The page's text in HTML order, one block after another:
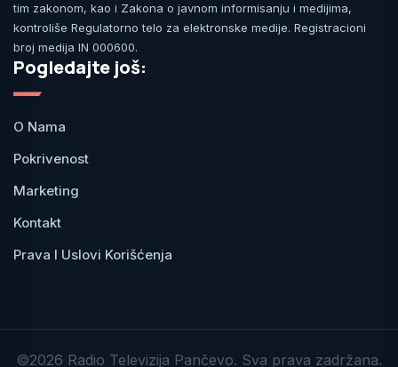
tim zakonom, kao i Zakona o javnom informisanju i medijima,
kontroliše Regulatorno telo za elektronske medije. Registracioni
broj medija IN 000600.
Pogledajte još:
O Nama
Pokrivenost
Marketing
Kontakt
Prava I Uslovi Korišćenja
©2026 Radio Televizija Pančevo. Sva prava zadržana.